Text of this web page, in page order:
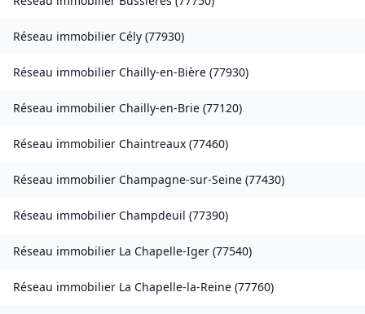
Réseau immobilier Cély (77930)
Réseau immobilier Chailly-en-Bière (77930)
Réseau immobilier Chailly-en-Brie (77120)
Réseau immobilier Chaintreaux (77460)
Réseau immobilier Champagne-sur-Seine (77430)
Réseau immobilier Champdeuil (77390)
Réseau immobilier La Chapelle-Iger (77540)
Réseau immobilier La Chapelle-la-Reine (77760)